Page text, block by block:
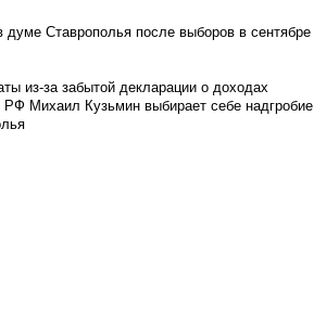
Ставрополья после выборов в сентябре
из-за забытой декларации о доходах
Михаил Кузьмин выбирает себе надгробие